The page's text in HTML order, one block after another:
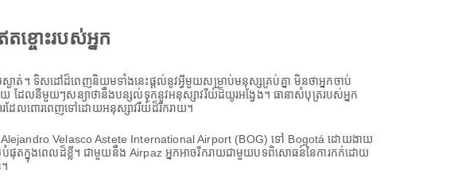
ខ្ចោះរបស់អ្នក
ាត់។ ទិសដៅដ៏ពេញនិយមទាំងនេះផ្តល់នូវអ្វីមួយសម្រាប់មនុស្សគ្រប់គ្នា មិនថាអ្នកចាប់
យ ដែល​នីមួយៗ​សន្យា​ថា​នឹង​បន្សល់​ទុក​នូវ​អនុស្សាវរីយ៍​ដ៏​យូរអង្វែង។ ធានាសំបុត្ររបស់អ្នក
ដែលពោរពេញទៅដោយអនុស្សាវរីយ៍ដ៏រីករាយ។
ពី Alejandro Velasco Astete International Airport (BOG) ទៅ Bogotá ដោយងាយ
ក្នុងពេលដ៏ខ្លី។ ជាមួយនឹង Airpaz អ្នកអាចរីករាយជាមួយបទពិសោធន៍នៃការកក់ដោយ